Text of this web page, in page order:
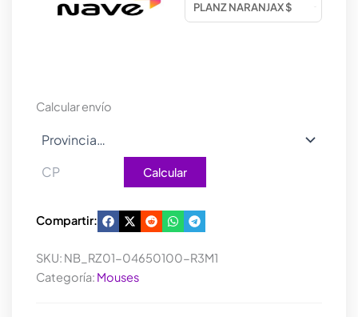
Calcular envío
Calcular
Compartir:
SKU: NB_RZ01-04650100-R3M1
Categoría: Mouses